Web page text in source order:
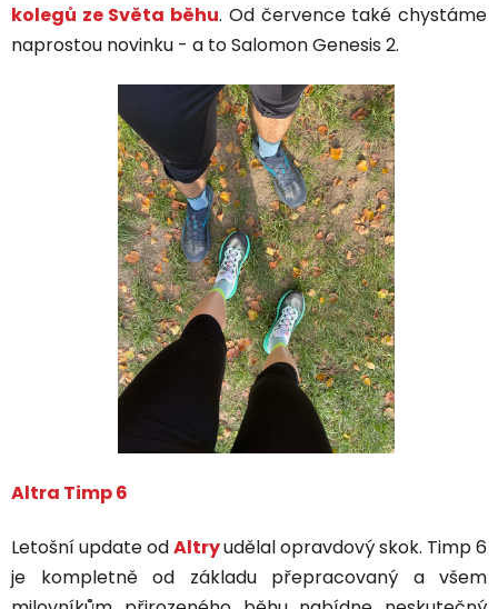
kolegů ze Světa běhu. Od července také chystáme
naprostou novinku - a to Salomon Genesis 2.
Altra Timp 6
Letošní update odAltryudělal opravdový skok. Timp 6
je kompletně od základu přepracovaný a všem